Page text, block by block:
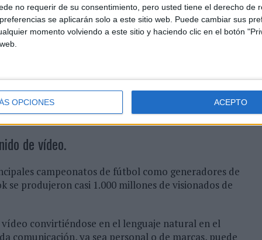
no requerir de su consentimiento, pero usted tiene el derecho de
se aplicarán solo a este sitio web. Puede cambiar sus
momento volviendo a este sitio y haciendo clic en el botón
OPCIONES ACEPTO
el 60 por ciento del total de tráfico de
partes del tráfico mundial de datos móviles en
región del mundo ve cómo, al menos, la mitad
en dispositivos móviles.
en el comportamiento de las personas
más eficaz que tenemos para captar la
la sección de noticias de su móvil las personas
en movimiento que las estáticas.
de vídeo.
campeonatos de fútbol como generadores de
se produjeron casi 1.000 millones de visionados de
convirtiéndose en el lenguaje natural en el
comunicación, ya sea personal o de marcas, puede